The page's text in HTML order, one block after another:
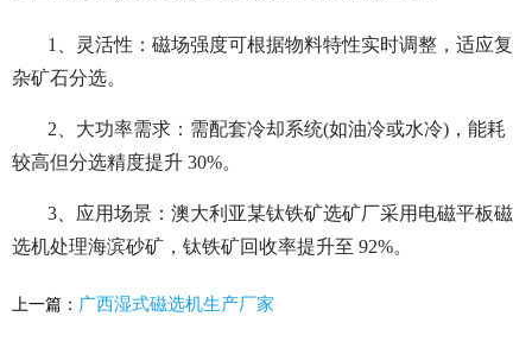
1、灵活性：磁场强度可根据物料特性实时调整，适应复
杂矿石分选。
2、大功率需求：需配套冷却系统(如油冷或水冷)，能耗
较高但分选精度提升 30%。
3、应用场景：澳大利亚某钛铁矿选矿厂采用电磁平板磁
选机处理海滨砂矿，钛铁矿回收率提升至 92%。
上一篇： 广西湿式磁选机生产厂家